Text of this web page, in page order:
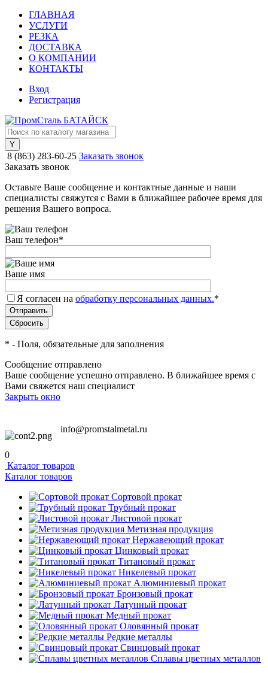
ГЛАВНАЯ
УСЛУГИ
РЕЗКА
ДОСТАВКА
О КОМПАНИИ
КОНТАКТЫ
Вход
Регистрация
8 (863) 283-60-25 Заказать звонок
Заказать звонок
Оставьте Ваше сообщение и контактные данные и наши
специалисты свяжутся с Вами в ближайшее рабочее время для
решения Вашего вопроса.
Ваш телефон*
Ваше имя
Я согласен на обработку персональных данных.*
* - Поля, обязательные для заполнения
Сообщение отправлено
Ваше сообщение успешно отправлено. В ближайшее время с
Вами свяжется наш специалист
Закрыть окно
info@promstalmetal.ru
0
Каталог товаров
Каталог товаров
Сортовой прокат
Трубный прокат
Листовой прокат
Метизная продукция
Нержавеющий прокат
Цинковый прокат
Титановый прокат
Никелевый прокат
Алюминиевый прокат
Бронзовый прокат
Латунный прокат
Медный прокат
Оловянный прокат
Редкие металлы
Свинцовый прокат
Сплавы цветных металлов